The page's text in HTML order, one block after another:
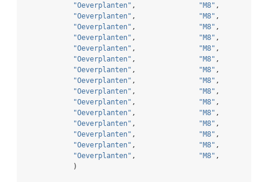
"Oeverplanten" , "M8" ,
"Oeverplanten" , "M8" ,
"Oeverplanten" , "M8" ,
"Oeverplanten" , "M8" ,
"Oeverplanten" , "M8" ,
"Oeverplanten" , "M8" ,
"Oeverplanten" , "M8" ,
"Oeverplanten" , "M8" ,
"Oeverplanten" , "M8" ,
"Oeverplanten" , "M8" ,
"Oeverplanten" , "M8" ,
"Oeverplanten" , "M8" ,
"Oeverplanten" , "M8" ,
"Oeverplanten" , "M8" ,
"Oeverplanten" , "M8" ,
            )